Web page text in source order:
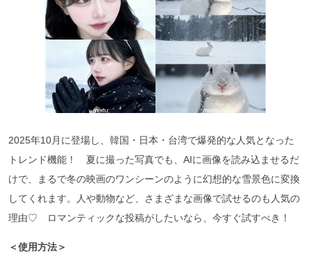
2025年10月に登場し、韓国・日本・台湾で爆発的な人気となった
トレンド機能！ 夏に撮った写真でも、AIに画像を読み込ませるだ
けで、まるで冬の映画のワンシーンのように幻想的な雪景色に変換
してくれます。人や動物など、さまざまな画像で試せるのも人気の
理由♡ ロマンティックな投稿がしたいなら、今すぐ試すべき！
＜使用方法＞